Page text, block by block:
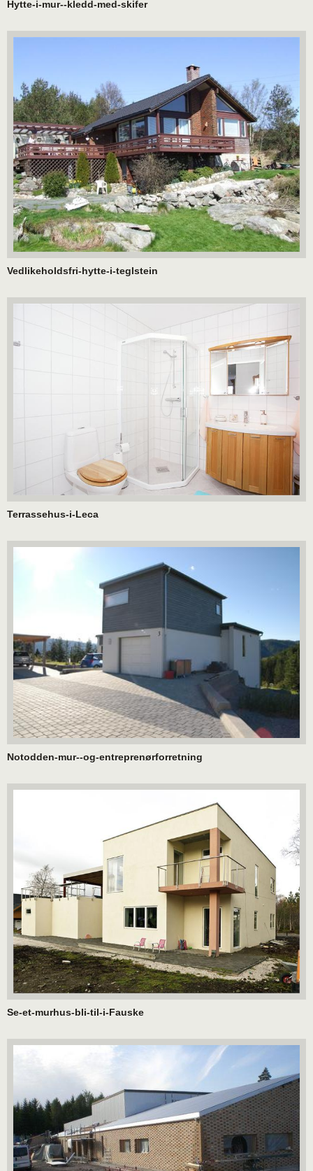
Hytte-i-mur--kledd-med-skifer
Vedlikeholdsfri-hytte-i-teglstein
Terrassehus-i-Leca
Notodden-mur--og-entreprenørforretning
Se-et-murhus-bli-til-i-Fauske